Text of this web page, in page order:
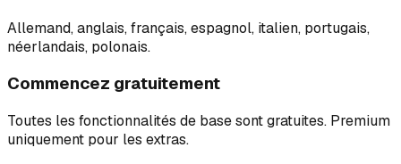
Allemand, anglais, français, espagnol, italien, portugais,
néerlandais, polonais.
Commencez gratuitement
Toutes les fonctionnalités de base sont gratuites. Premium
uniquement pour les extras.